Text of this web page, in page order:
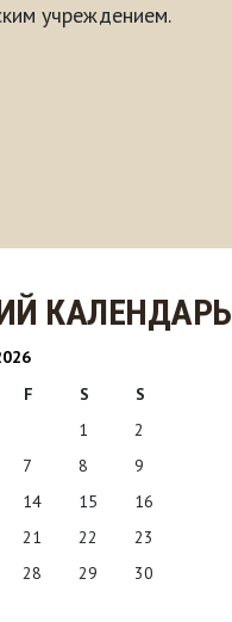
учреждением.
КАЛЕНДАРЬ
F S S
1
2
7 8
9
14 15
16
21 22
23
28 29
30